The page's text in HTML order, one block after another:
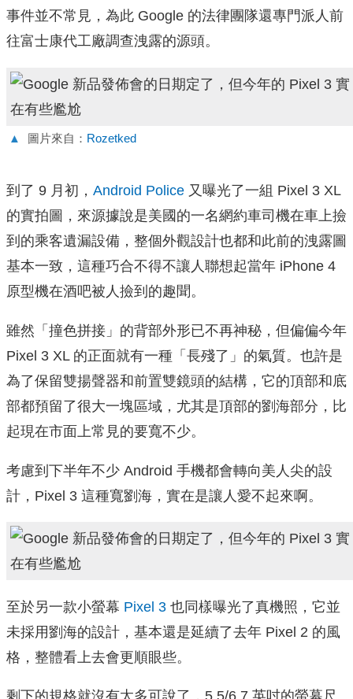
事件並不常見，為此 Google 的法律團隊還專門派人前
往富士康代工廠調查洩露的源頭。
▲ 圖片來自： Rozetked
到了 9 月初， Android Police 又曝光了一組 Pixel 3 XL
的實拍圖，來源據說是美國的一名網約車司機在車上撿
到的乘客遺漏設備，整個外觀設計也都和此前的洩露圖
基本一致，這種巧合不得不讓人聯想起當年 iPhone 4
原型機在酒吧被人撿到的趣聞。
雖然「撞色拼接」的背部外形已不再神秘，但偏偏今年
Pixel 3 XL 的正面就有一種「長殘了」的氣質。也許是
為了保留雙揚聲器和前置雙鏡頭的結構，它的頂部和底
部都預留了很大一塊區域，尤其是頂部的劉海部分，比
起現在市面上常見的要寬不少。
考慮到下半年不少 Android 手機都會轉向美人尖的設
計，Pixel 3 這種寬劉海，實在是讓人愛不起來啊。
至於另一款小螢幕 Pixel 3 也同樣曝光了真機照，它並
未採用劉海的設計，基本還是延續了去年 Pixel 2 的風
格，整體看上去會更順眼些。